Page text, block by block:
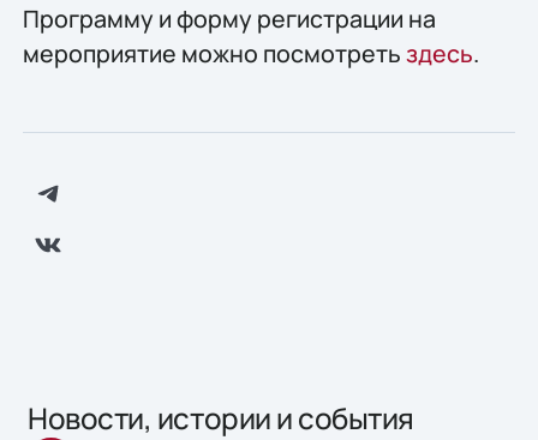
Программу и форму регистрации на
мероприятие можно посмотретьздесь.
Новости, истории и события